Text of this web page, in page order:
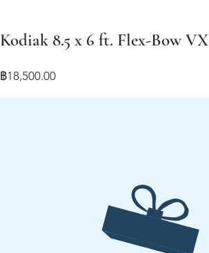
Kodiak 8.5 x 6 ft. Flex-Bow
฿18,500.00ราคา